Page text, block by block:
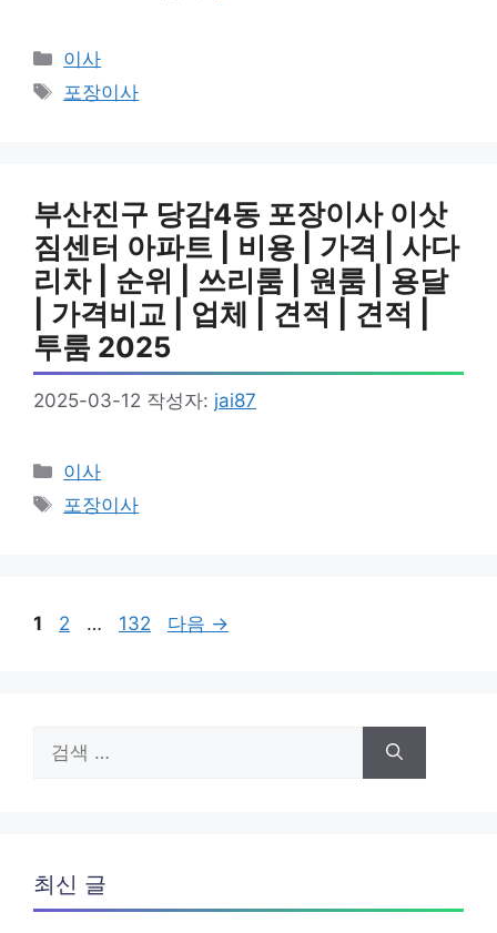
카
테
이사
태
포장이사
부산진구 당감4동 포장이사 이삿
짐센터 아파트 | 비용 | 가격 | 사다
리차 | 순위 | 쓰리룸 | 원룸 | 용달
| 가격비교 | 업체 | 견적 | 견적 |
투룸 2025
2025-03-12 작성자: jai87
카
테
이사
태
포장이사
페
1
페
2 …
페
132 다음 →
색:
최신 글